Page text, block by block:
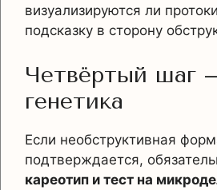
визуализируются ли
подсказку в сторону
Четвёртый шаг
генетика
Если необструктивная
подтверждается,
кареотип и тест на